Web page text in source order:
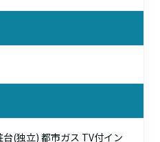
(独立) 都市ガス TV付イン